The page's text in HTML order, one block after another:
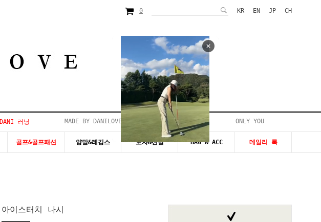
0 KR EN JP CH
DANI 러닝 MADE BY DANILOVE 시즌20~50%세일 ONLY YOU
골프&골프패션 양말&레깅스 모자&신발 BAG & ACC 데일리 룩
아이스터치 나시